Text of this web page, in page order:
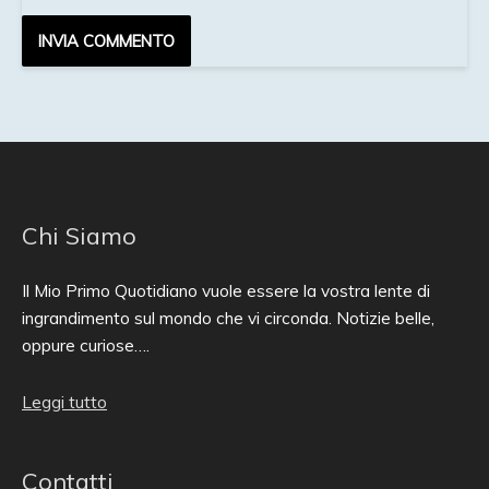
Chi Siamo
Il Mio Primo Quotidiano vuole essere la vostra lente di
ingrandimento sul mondo che vi circonda. Notizie belle,
oppure curiose….
Leggi tutto
Contatti